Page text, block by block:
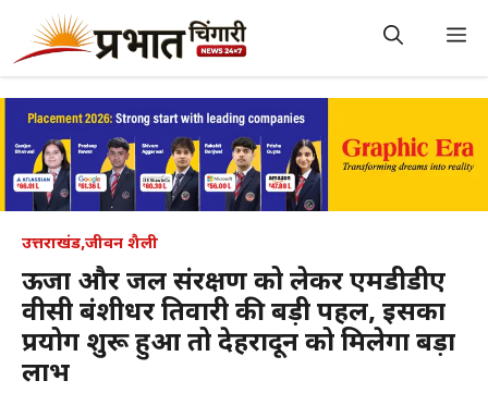
content
उत्तराखंड,जीवन शैली
ऊर्जा और जल संरक्षण को लेकर एमडीडीए
वीसी बंशीधर तिवारी की बड़ी पहल, इसका
प्रयोग शुरू हुआ तो देहरादून को मिलेगा बड़ा
लाभ